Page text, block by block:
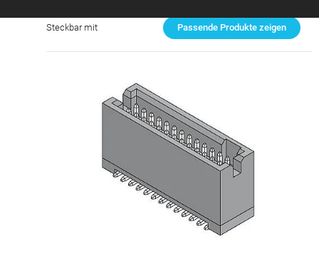
Steckbar mit Passende Produkte zeigen